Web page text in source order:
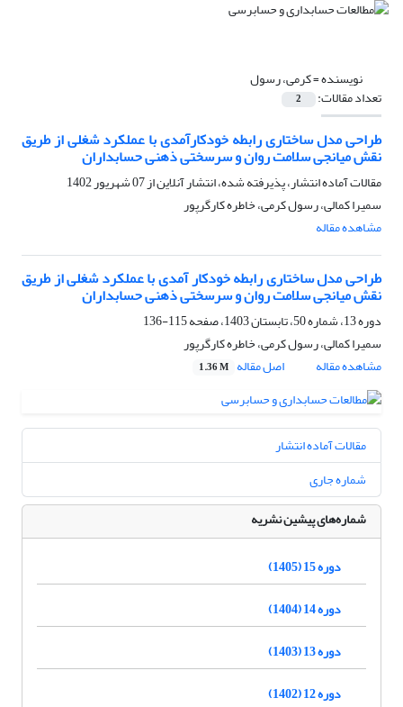
نویسنده =کرمی، رسول
تعداد مقالات: 2
طراحی مدل ساختاری رابطه خودکارآمدی با عملکرد شغلی از طریق
نقش میانجی سلامت روان و سرسختی ذهنی حسابداران
مقالات آماده انتشار، پذیرفته شده، انتشار آنلاین از07 شهریور 1402
سمیرا کمالی، رسول کرمی، خاطره کارگرپور
مشاهده مقاله
طراحی مدل ساختاری رابطه خودکار آمدی با عملکرد شغلی از طریق
نقش میانجی سلامت روان و سرسختی ذهنی حسابداران
دوره 13، شماره 50، تابستان 1403، صفحه
115-136
سمیرا کمالی، رسول کرمی، خاطره کارگرپور
مشاهده مقاله
اصل مقاله 1.36 M
مقالات آماده انتشار
شماره جاری
شماره‌های پیشین نشریه
دوره 15 (1405)
دوره 14 (1404)
دوره 13 (1403)
دوره 12 (1402)